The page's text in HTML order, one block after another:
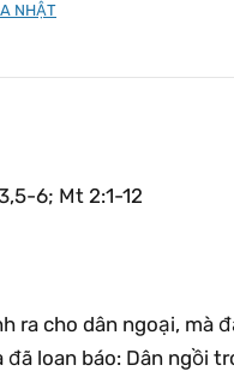
NHẬT
6; Mt 2:1-12
ra cho dân ngoại, mà
loan báo: Dân ngồi